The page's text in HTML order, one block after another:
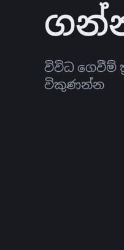
විවිධ ගෙවීම්
විකුණන්න